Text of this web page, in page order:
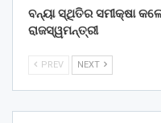
ବନ୍ୟା ସ୍ଥିତିର ସମୀକ୍ଷା
ରାଜସ୍ୱମନ୍ତ୍ରୀ
PREV NEXT